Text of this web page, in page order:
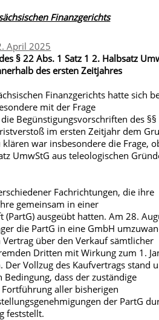
Finanzgerichts
April 2025
§ 22 Abs. 1 Satz 1 2. Halbsatz
des ersten Zeitjahres
Finanzgerichts hatte sich
mit der Frage
Begünstigungsvorschriften des
im ersten Zeitjahr dem
war insbesondere die Frage,
UmwStG aus teleologischen
Fachrichtungen, die ihre
gemeinsam in einer
(PartG) ausgeübt hatten. Am 28.
die PartG in eine GmbH
über den Verkauf sämtlicher
Dritten mit Wirkung zum 1.
Der Vollzug des Kaufvertrags stand
dass der zuständige
aller bisherigen
der PartG
feststellt.